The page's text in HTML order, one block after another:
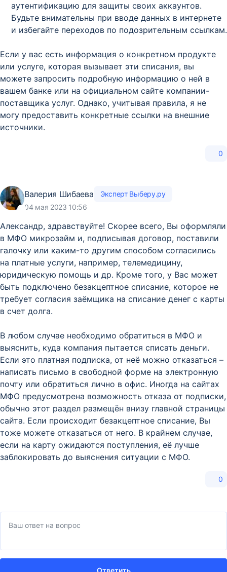
аутентификацию для защиты своих аккаунтов.
Будьте внимательны при вводе данных в интернете
и избегайте переходов по подозрительным ссылкам.
Если у вас есть информация о конкретном продукте
или услуге, которая вызывает эти списания, вы
можете запросить подробную информацию о ней в
вашем банке или на официальном сайте компании-
поставщика услуг. Однако, учитывая правила, я не
могу предоставить конкретные ссылки на внешние
источники.
0
Валерия Шибаева
Эксперт Выберу.ру
04 мая 2023 10:56
Александр, здравствуйте! Скорее всего, Вы оформляли
в МФО микрозайм и, подписывая договор, поставили
галочку или каким-то другим способом согласились
на платные услуги, например, телемедицину,
юридическую помощь и др. Кроме того, у Вас может
быть подключено безакцептное списание, которое не
требует согласия заёмщика на списание денег с карты
в счет долга.
В любом случае необходимо обратиться в МФО и
выяснить, куда компания пытается списать деньги.
Если это платная подписка, от неё можно отказаться –
написать письмо в свободной форме на электронную
почту или обратиться лично в офис. Иногда на сайтах
МФО предусмотрена возможность отказа от подписки,
обычно этот раздел размещён внизу главной страницы
сайта. Если происходит безакцептное списание, Вы
тоже можете отказаться от него. В крайнем случае,
если на карту ожидаются поступления, её лучше
заблокировать до выяснения ситуации с МФО.
0
Ответить